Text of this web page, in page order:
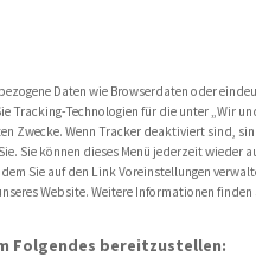
auf 18-Jahre-Hoch
Daten wie Browserdaten oder
Tracking-Technologien für die unter „Wir
Zwecke. Wenn Tracker deaktiviert sind,
Sie können dieses Menü jederzeit wieder
Sie auf den Link Voreinstellungen
Website. Weitere Informationen finden
Folgendes bereitzustellen: